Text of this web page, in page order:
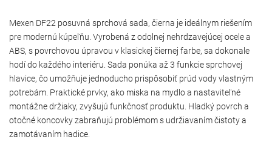
Mexen DF22 posuvná sprchová sada, čierna je ideálnym riešením
pre modernú kúpeľňu. Vyrobená z odolnej nehrdzavejúcej ocele a
ABS, s povrchovou úpravou v klasickej čiernej farbe, sa dokonale
hodí do každého interiéru. Sada ponúka až 3 funkcie sprchovej
hlavice, čo umožňuje jednoducho prispôsobiť prúd vody vlastným
potrebám. Praktické prvky, ako miska na mydlo a nastaviteľné
montážne držiaky, zvyšujú funkčnosť produktu. Hladký povrch a
otočné koncovky zabraňujú problémom s udržiavaním čistoty a
zamotávaním hadice.